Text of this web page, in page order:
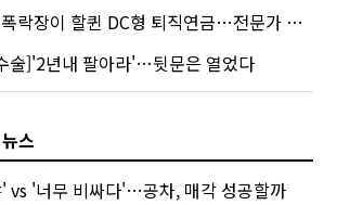
장이 할퀸 DC형 퇴직연금…전문가 조언은
술]'2년내 팔아라'…뒷문은 열었다
스
vs '너무 비싸다'…공차, 매각 성공할까